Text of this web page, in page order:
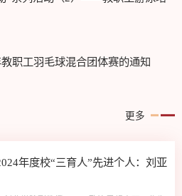
职工羽毛球混合团体赛的通知
更多
年度校“三育人”先进个人：刘亚